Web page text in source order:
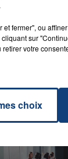
fermer", ou
sur
votre
choix